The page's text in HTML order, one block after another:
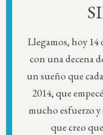
Llegamos, hoy 14
con una decena
un sueño que
2014, que
mucho esfuerzo
que creo